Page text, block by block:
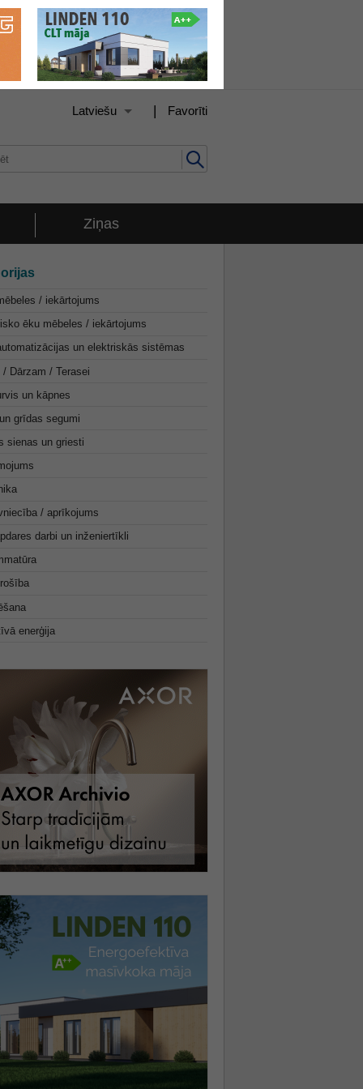
Favorīti
|
Latviešu
Ziņas
/ iekārtojums
ēku mēbeles / iekārtojums
un elektriskās sistēmas
/ Dārzam / Terasei
un kāpnes
grīdas segumi
sienas un griesti
/ aprīkojums
darbi un inženiertīkli
enerģija